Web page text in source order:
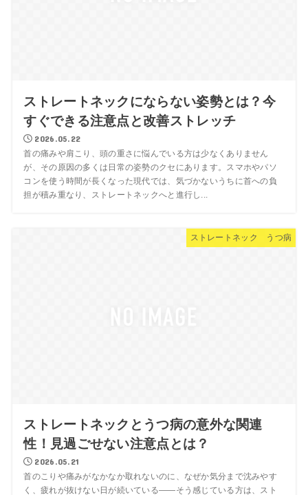
ストレートネックにならない姿勢とは？今
すぐできる注意点と改善ストレッチ
2026.05.22
首の痛みや肩こり、頭の重さに悩んでいる方は少なくありません
が、その原因の多くは日常の姿勢のクセにあります。スマホやパソ
コンを使う時間が長くなった現代では、気づかないうちに首への負
担が積み重なり、ストレートネックへと進行し...
ストレートネック うつ病
ストレートネックとうつ病の意外な関連
性！見過ごせない注意点とは？
2026.05.21
首のこりや痛みがなかなか取れないのに、なぜか気分まで沈みやす
く、疲れが抜けない日が続いている——そう感じている方は、スト